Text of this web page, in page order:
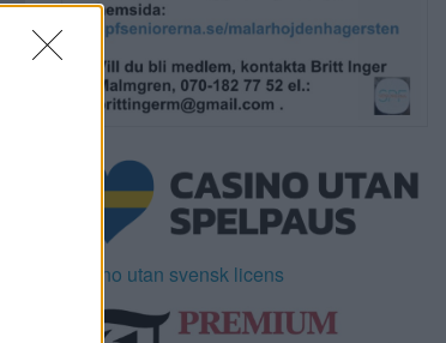
Casino utan svensk licens